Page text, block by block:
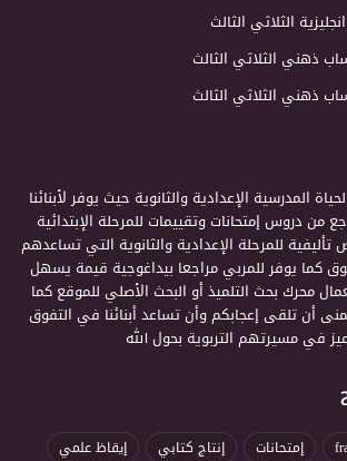
الثلاثي الثالث
ذهني الثلاثي الثالث
ذهني الثلاثي الثالث
المدرسية الإعدادية والثانوية حيث يوفر لأبنائنا
من دروس إمتحانات وتقييمات للمرحلة الإبتدائية
للمرحلة الإعدادية والثانوية التي تساعدهم
كما يوفر للمربي مراجعا بيداغوجية قيمة يسهل
محرك بحث التلميذ أو البحث الأصلي للموقع كما
أن تلقى إعجابكم وأن تساعد أبنائنا في التفوق
في مسيرتهم التربوية بحول الله
إمتحانات إنتاج كتابي
إيقاظ علمي